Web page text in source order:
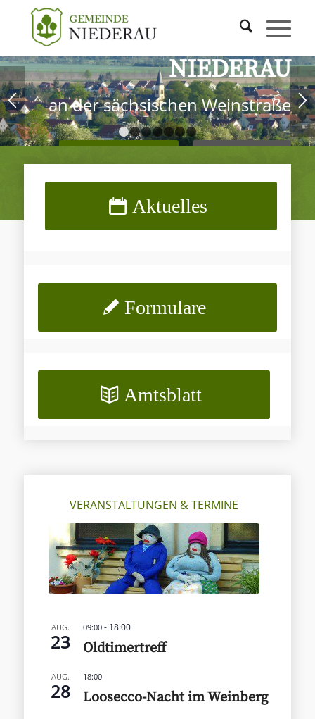
NIEDERAU
an der sächsischen Weinstraße
1 2 3 4 5 6 7
Aktuelles
Formulare
Amtsblatt
VERANSTALTUNGEN & TERMINE
AUG.
23
09:00- 18:00
Oldtimertreff
AUG.
28
18:00
Loosecco-Nacht im Weinberg